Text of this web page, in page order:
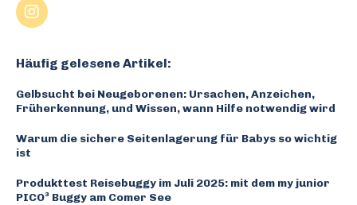
Häufig gelesene Artikel:
Gelbsucht bei Neugeborenen: Ursachen, Anzeichen,
Früherkennung, und Wissen, wann Hilfe notwendig wird
Warum die sichere Seitenlagerung für Babys so wichtig
ist
Produkttest Reisebuggy im Juli 2025: mit dem my junior
PICO³ Buggy am Comer See